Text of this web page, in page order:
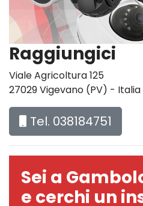
Raggiungici
Viale Agricoltura 125
27029 Vigevano (PV) - Italia
Tel. 038184751
Sei a
e cerchi un